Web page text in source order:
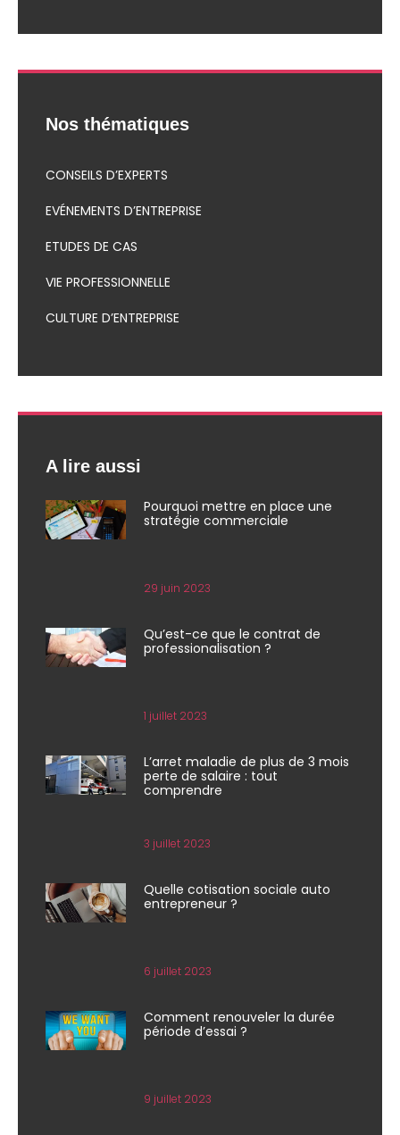
Nos thématiques
CONSEILS D’EXPERTS
EVÉNEMENTS D’ENTREPRISE
ETUDES DE CAS
VIE PROFESSIONNELLE
CULTURE D’ENTREPRISE
A lire aussi
Pourquoi mettre en place une
stratégie commerciale
29 juin 2023
Qu’est-ce que le contrat de
professionalisation ?
1 juillet 2023
L’arret maladie de plus de 3 mois
perte de salaire : tout
comprendre
3 juillet 2023
Quelle cotisation sociale auto
entrepreneur ?
6 juillet 2023
Comment renouveler la durée
période d’essai ?
9 juillet 2023